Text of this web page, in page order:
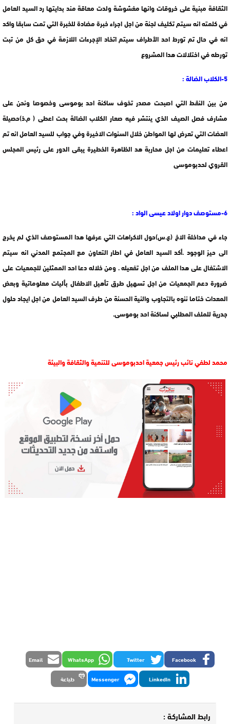
الثقافة مبنية على خروقات وانها مغشوشة ولدت معاقة مند بدايتها رد السيد العامل
في كلمته انه سيتم تكليف لجنة من اجل اجراء خبرة مضادة للخبرة التي تمت سابقا واكد
انه في حال تم تورط احد الأطراف سيتم اتخاد الإجرءات اللازمة في حق كل من تبت
تورطه في اختلالات هدا المشروع
5-الكلاب الضالة :
من بين النقط التي اصبحت مصدر تخوف ساكنة احد بوموسى وخصوصا ونحن على
مشارف فصل الصيف الذي ينتشر فيه صعار الكلاب الضالة بحت اعطى ( م.ذ)حصيلة
العضات التي تعرض لها المواطن خلال السنوات الاخيرة وفي جواب للسيد العامل انه تم
اعطاء تعليمات من اجل محاربة هد الظاهرة الخطيرة يبقى الدور على رئيس المجلس
القروي لحدبوموسى
6-مستوصف دوار اولاد عيسى الواد :
جاء في مداخلة الاخ (ع.س)حول الاكراهات التي عرفها هدا المستوصف الذي لم يخرج
الى حيز الوجود .أكد السيد العامل في اطار التعاون مع المجتمع المدني انه سيتم
الاشتغال على هدا الملف من اجل تفعيله . ومن خلاله دعا احد الممثلين للجمعيات على
ضرورة دعم الجمعيات من اجل تسهيل طرق تأهيل الاطفال بأليات معلوماتية وبعض
المعدات ختاما ننوه بالتجاوب والنية الحسنة من طرف السيد العامل من اجل ايجاد حلول
جدرية للملف المطلبي لساكنة احد بوموسى.
محمد لطفي نائب رئيس جمعية احدبوموسى للتنمية والثقافة والبيئة
Facebook
Twitter
WhatsApp
Email
LinkedIn
Messenger طباعة
رابط المشاركة :